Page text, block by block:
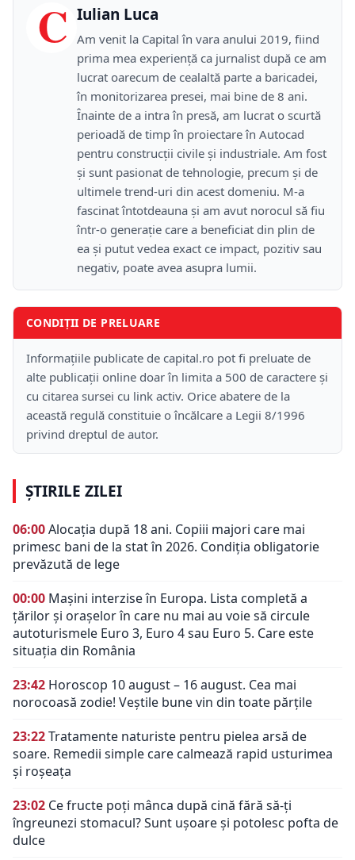
C Iulian Luca
Am venit la Capital în vara anului 2019, fiind
prima mea experiență ca jurnalist după ce am
lucrat oarecum de cealaltă parte a baricadei,
în monitorizarea presei, mai bine de 8 ani.
Înainte de a intra în presă, am lucrat o scurtă
perioadă de timp în proiectare în Autocad
pentru construcții civile și industriale. Am fost
și sunt pasionat de tehnologie, precum și de
ultimele trend-uri din acest domeniu. M-a
fascinat întotdeauna și am avut norocul să fiu
într-o generație care a beneficiat din plin de
ea și putut vedea exact ce impact, pozitiv sau
negativ, poate avea asupra lumii.
CONDIȚII DE PRELUARE
Informațiile publicate de capital.ro pot fi preluate de
alte publicații online doar în limita a 500 de caractere și
cu citarea sursei cu link activ. Orice abatere de la
această regulă constituie o încălcare a Legii 8/1996
privind dreptul de autor.
ȘTIRILE ZILEI
06:00Alocația după 18 ani. Copiii majori care mai
primesc bani de la stat în 2026. Condiția obligatorie
prevăzută de lege
00:00 Mașini interzise în Europa. Lista completă a
țărilor și orașelor în care nu mai au voie să circule
autoturismele Euro 3, Euro 4 sau Euro 5. Care este
situația din România
23:42 Horoscop 10 august – 16 august. Cea mai
norocoasă zodie! Veștile bune vin din toate părțile
23:22Tratamente naturiste pentru pielea arsă de
soare. Remedii simple care calmează rapid usturimea
și roșeața
23:02 Ce fructe poți mânca după cină fără să-ți
îngreunezi stomacul? Sunt ușoare și potolesc pofta de
dulce